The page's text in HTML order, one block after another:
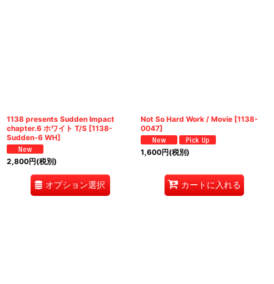
1138 presents Sudden Impact
chapter.6 ホワイト T/S [1138-
Sudden-6 WH]
2,800円(税別)
オプション選択
Not So Hard Work / Movie [1138-
0047]
1,600円(税別)
カートに入れる